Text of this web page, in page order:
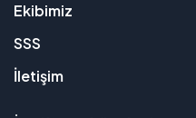
Ekibimiz
SSS
İletişim